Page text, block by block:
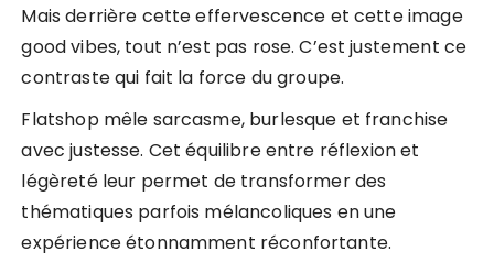
Mais derrière cette effervescence et cette image
good vibes, tout n’est pas rose. C’est justement ce
contraste qui fait la force du groupe.
Flatshop mêle sarcasme, burlesque et franchise
avec justesse. Cet équilibre entre réflexion et
légèreté leur permet de transformer des
thématiques parfois mélancoliques en une
expérience étonnamment réconfortante.